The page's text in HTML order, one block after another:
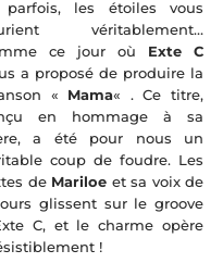
les étoiles vous
véritablement…
ce jour où Exte C
a proposé de produire la
« Mama« . Ce titre,
en hommage à sa
a été pour nous un
coup de foudre. Les
de Mariloe et sa voix de
glissent sur le groove
C, et le charme opère
!